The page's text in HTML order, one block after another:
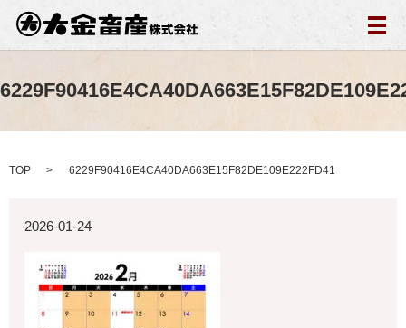
メ
TOP 6229F90416E4CA40DA663E15F82DE109E222FD41
2026-01-24